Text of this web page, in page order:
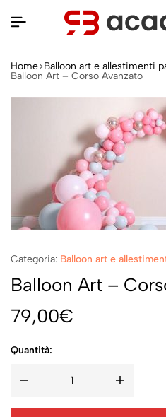
Home Balloon art e allestimenti
Balloon Art – Corso Avanzato
Categoria: Balloon art e
Balloon Art –
79,00€
Quantità: